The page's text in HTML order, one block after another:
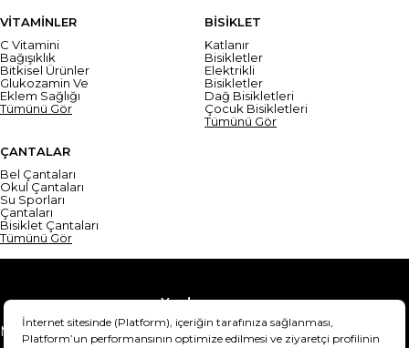
VİTAMİNLER
C Vitamini
Bağışıklık
Bitkisel Ürünler
Glukozamin Ve
Eklem Sağlığı
Tümünü Gör
BİSİKLET
Katlanır
Bisikletler
Elektrikli
Bisikletler
Dağ Bisikletleri
Çocuk Bisikletleri
Tümünü Gör
ÇANTALAR
Bel Çantaları
Okul Çantaları
Su Sporları
Çantaları
Bisiklet Çantaları
Tümünü Gör
Yardım
Mesafeli Satış Sözleşmesi
Teslimat Bilgisi